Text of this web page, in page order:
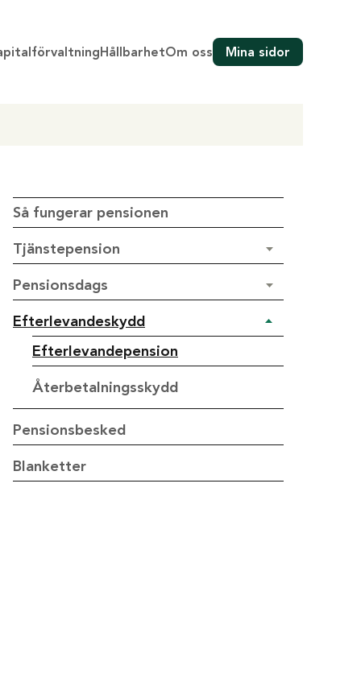
HållbarhetOm oss Mina sidor
Så fungerar pensionen
Tjänstepension
Pensionsdags
Efterlevandeskydd
Efterlevandepension
Återbetalningsskydd
Pensionsbesked
Blanketter